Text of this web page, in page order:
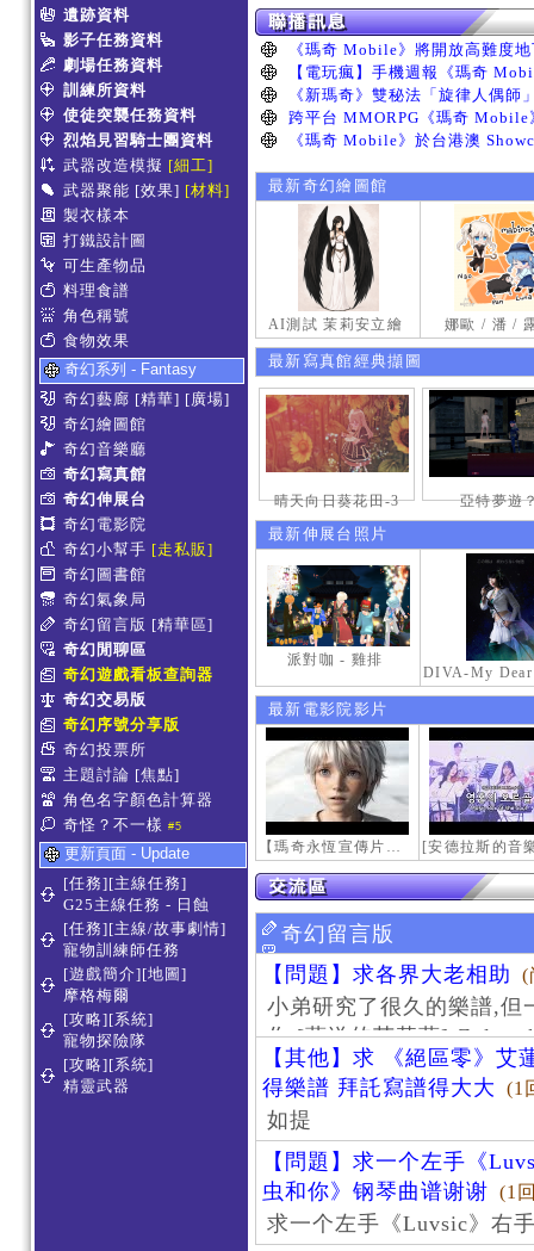
遺跡資料
影子任務資料
劇場任務資料
訓練所資料
使徒突襲任務資料
烈焰見習騎士團資料
武器改造模擬 [細工]
武器聚能 [效果] [材料]
製衣樣本
打鐵設計圖
可生產物品
料理食譜
角色稱號
食物效果
奇幻系列 - Fantasy
奇幻藝廊 [精華] [廣場]
奇幻繪圖館
奇幻音樂廳
奇幻寫真館
奇幻伸展台
奇幻電影院
奇幻小幫手 [走私販]
奇幻圖書館
奇幻氣象局
奇幻留言版 [精華區]
奇幻閒聊區
奇幻遊戲看板查詢器
奇幻交易版
奇幻序號分享版
奇幻投票所
主題討論 [焦點]
角色名字顏色計算器
奇怪？不一樣 #5
更新頁面 - Update
[任務][主線任務]
G25主線任務 - 日蝕
[任務][主線/故事劇情]
寵物訓練師任務
[遊戲簡介][地圖]
摩格梅爾
[攻略][系統]
寵物探險隊
[攻略][系統]
精靈武器
最新奇幻繪圖館
AI測試 茉莉安立繪 娜歐 / 潘 /
最新寫真館經典擷圖
晴天向日葵花田-3 亞特夢遊
最新伸展台照片
派對咖 - 雞排
最新電影院影片
【瑪奇永恆宣傳片】最初的感動
奇幻留言版
【問題】求各界大老相助
(
小弟研究了很久的樂譜,但
作 [葬送的芙莉蓮]-
【其他】求 《絕區零》艾
得樂譜 拜託寫譜得大大
(1
如提
【問題】求一个左手《
虫和你》钢琴曲谱谢谢 (1
求一个左手《Luvsic》右